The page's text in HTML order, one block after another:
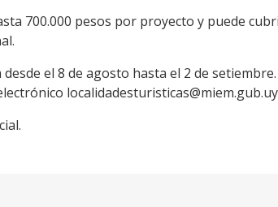
700.000 pesos por proyecto y puede
el 8 de agosto hasta el 2 de